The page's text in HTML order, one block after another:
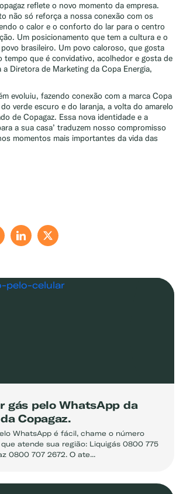
reflete o novo momento da empresa.
não só reforça a nossa conexão com os
o calor e o conforto do lar para o centro
Um posicionamento que tem a cultura e o
brasileiro. Um povo caloroso, que gosta
tempo que é convidativo, acolhedor e gosta de
Diretora de Marketing da Copa Energia,
evoluiu, fazendo conexão com a marca Copa
verde escuro e do laranja, a volta do amarelo
de Copagaz. Essa nova identidade e a
a sua casa’ traduzem nosso compromisso
momentos mais importantes da vida das
gás pelo WhatsApp da
Copagaz.
WhatsApp é fácil, chame o número
atende sua região: Liquigás 0800 775
0800 707 2672. O ate...